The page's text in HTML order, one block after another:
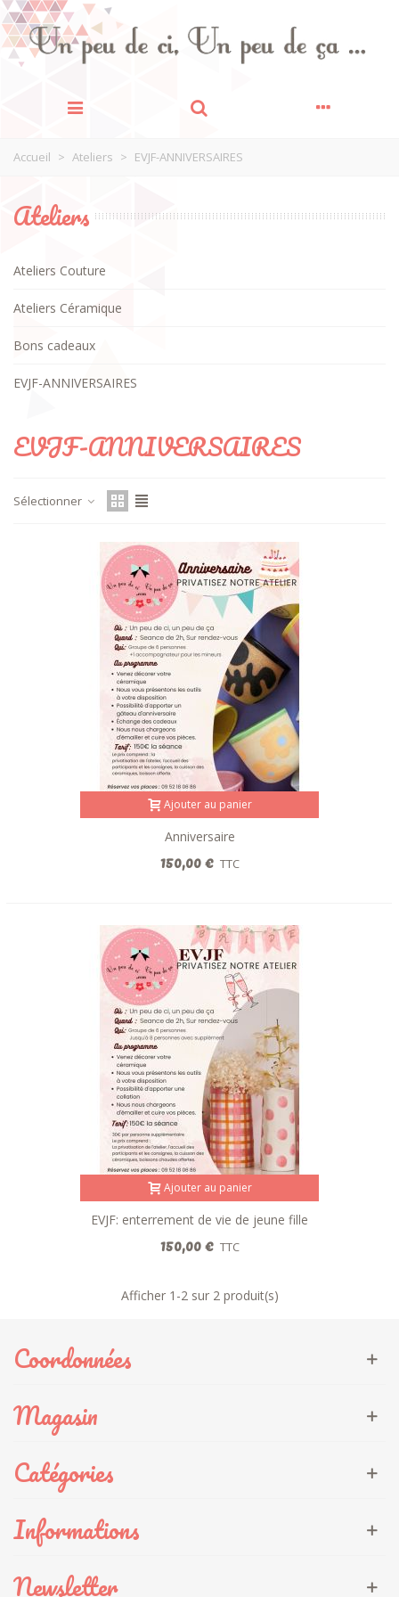
Accueil > Ateliers > EVJF-ANNIVERSAIRES
Ateliers
Ateliers Couture
Ateliers Céramique
Bons cadeaux
EVJF-ANNIVERSAIRES
EVJF-ANNIVERSAIRES
Sélectionner
Ajouter au panier
Anniversaire
150,00 € TTC
Ajouter au panier
EVJF: enterrement de vie de jeune fille
150,00 € TTC
Afficher 1 -2 sur 2 produit(s)
Coordonnées
Magasin
Catégories
Informations
Newsletter